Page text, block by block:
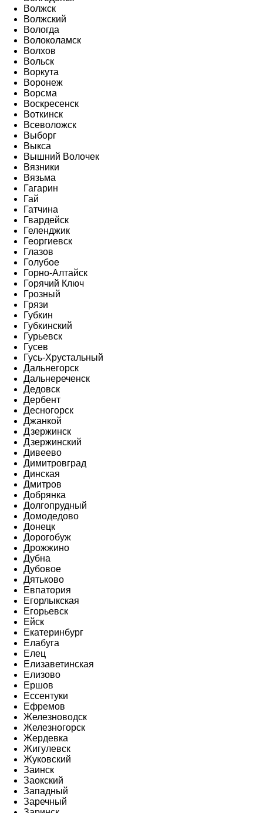
Волжск
Волжский
Вологда
Волоколамск
Волхов
Вольск
Воркута
Воронеж
Ворсма
Воскресенск
Воткинск
Всеволожск
Выборг
Выкса
Вышний Волочек
Вязники
Вязьма
Гагарин
Гай
Гатчина
Гвардейск
Геленджик
Георгиевск
Глазов
Голубое
Горно-Алтайск
Горячий Ключ
Грозный
Грязи
Губкин
Губкинский
Гурьевск
Гусев
Гусь-Хрустальный
Дальнегорск
Дальнереченск
Дедовск
Дербент
Десногорск
Джанкой
Дзержинск
Дзержинский
Дивеево
Димитровград
Динская
Дмитров
Добрянка
Долгопрудный
Домодедово
Донецк
Дорогобуж
Дрожжино
Дубна
Дубовое
Дятьково
Евпатория
Егорлыкская
Егорьевск
Ейск
Екатеринбург
Елабуга
Елец
Елизаветинская
Елизово
Ершов
Ессентуки
Ефремов
Железноводск
Железногорск
Жердевка
Жигулевск
Жуковский
Заинск
Заокский
Западный
Заречный